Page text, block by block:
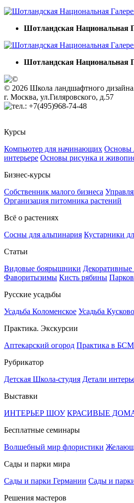
Шотландская Национальная
Шотландская Национальная
© 2026 Школа ландшафтного
г. Москва, ул.Гиляровского, д.57
+7(495)968-74-48
Курсы
Компьютер для начинающих Основы
интерьере Основы рисунка и
Бизнес-курсы
Собственник малого бизнеса
Организация питомника растений
Всё о растениях
Сосны для альпинария Кустарники
Статьи
Видовые боярышники
Фаворитызимы Кисть рябины
Русские усадьбы
Усадьба Коломенское Усадьба Кусково
Практика. Экскурсии
Аптекарский огород Практика в
Рубрикатор
Детская Школа-студия Детали
Выставки
ИНТЕРЬЕР ШОУ КРАСИВЫЕ
Бесплатные семинары
Волшебный мир флористики
Сады и парки мира
Сады и парки Германии Сады и
Решения мастеров